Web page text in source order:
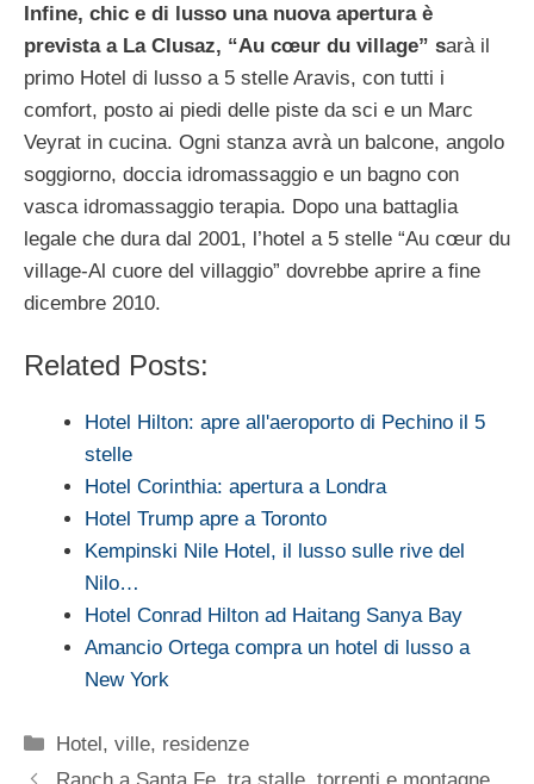
Infine, chic e di lusso una nuova apertura è
prevista a La Clusaz, “Au cœur du village” sarà il
primo Hotel di lusso a 5 stelle Aravis, con tutti i
comfort, posto ai piedi delle piste da sci e un Marc
Veyrat in cucina. Ogni stanza avrà un balcone, angolo
soggiorno, doccia idromassaggio e un bagno con
vasca idromassaggio terapia. Dopo una battaglia
legale che dura dal 2001, l’hotel a 5 stelle “Au cœur du
village-Al cuore del villaggio” dovrebbe aprire a fine
dicembre 2010.
Related Posts:
Hotel Hilton: apre all'aeroporto di Pechino il 5
stelle
Hotel Corinthia: apertura a Londra
Hotel Trump apre a Toronto
Kempinski Nile Hotel, il lusso sulle rive del
Nilo…
Hotel Conrad Hilton ad Haitang Sanya Bay
Amancio Ortega compra un hotel di lusso a
New York
Categorie
Hotel, ville, residenze